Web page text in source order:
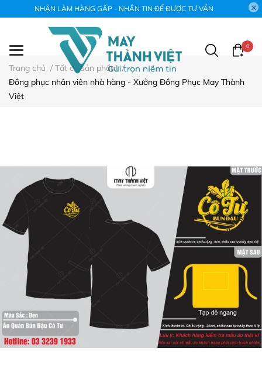
NHẬN LÀM HÀNG GẤP - NHẮN TIN ĐỂ ĐƯỢC TƯ VẤN
0
Trang chủ / Tất cả sản phẩm /
Đồng phục nhân viên nhà hàng - Xưởng Đồng Phục May Thành
Việt